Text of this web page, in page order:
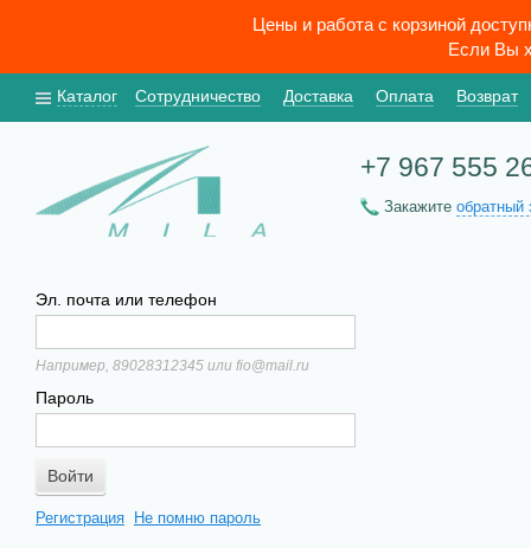
Цены и работа с корзиной
Если Вы
Каталог Сотрудничество Доставка Оплата Возврат
+7 967 555
Закажите обратный
Эл. почта или телефон
Например, 89028312345 или fio@mail.ru
Пароль
Регистрация Не помню пароль